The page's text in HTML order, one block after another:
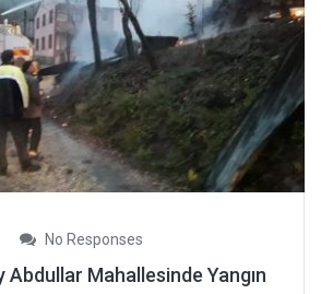
No Responses
Abdullar Mahallesinde Yangın